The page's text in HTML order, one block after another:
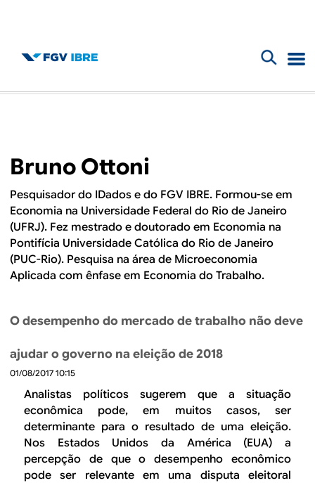
B
o
g
d
o
I
B
R
E
o
u
l
á
r
i
d
u
s
c
a
Bruno Ottoni
Pesquisador do IDados e do FGV IBRE. Formou-se em
Economia na Universidade Federal do Rio de Janeiro
(UFRJ). Fez mestrado e doutorado em Economia na
Pontifícia Universidade Católica do Rio de Janeiro
(PUC-Rio). Pesquisa na área de Microeconomia
Aplicada com ênfase em Economia do Trabalho.
O desempenho do mercado de trabalho não deve
ajudar o governo na eleição de 2018
01/08/2017 10:15
Analistas políticos sugerem que a situação
econômica pode, em muitos casos, ser
determinante para o resultado de uma eleição.
Nos Estados Unidos da América (EUA) a
percepção de que o desempenho econômico
pode ser relevante em uma disputa eleitoral